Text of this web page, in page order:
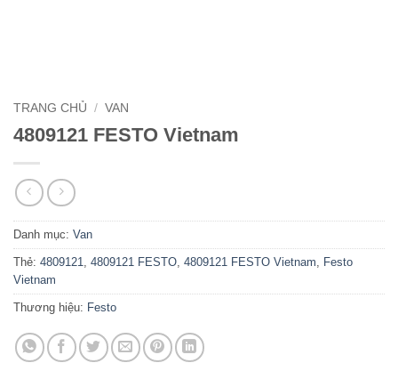
TRANG CHỦ / VAN
4809121 FESTO Vietnam
Danh mục: Van
Thẻ: 4809121, 4809121 FESTO, 4809121 FESTO Vietnam, Festo
Vietnam
Thương hiệu: Festo